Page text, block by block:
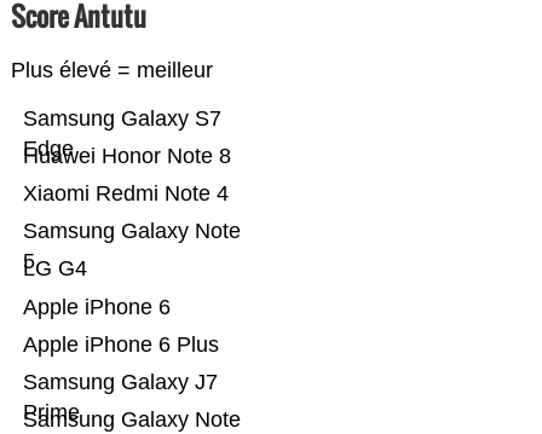
Score Antutu
Plus élevé = meilleur
Samsung Galaxy Note
Samsung Galaxy J7
Prime
Apple iPhone 6 Plus
Apple iPhone 6
LG G4
Samsung Galaxy Note
5
Xiaomi Redmi Note 4
Huawei Honor Note 8
Samsung Galaxy S7
Edge